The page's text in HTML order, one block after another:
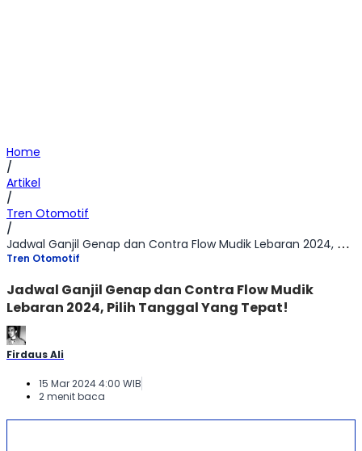
Home
/
Artikel
/
Tren Otomotif
/
Jadwal Ganjil Genap dan Contra Flow Mudik Lebaran 2024, Pilih Tanggal Yang Tepat!
Tren Otomotif
Jadwal Ganjil Genap dan Contra Flow Mudik
Lebaran 2024, Pilih Tanggal Yang Tepat!
Firdaus Ali
15 Mar 2024 4:00 WIB
2 menit baca